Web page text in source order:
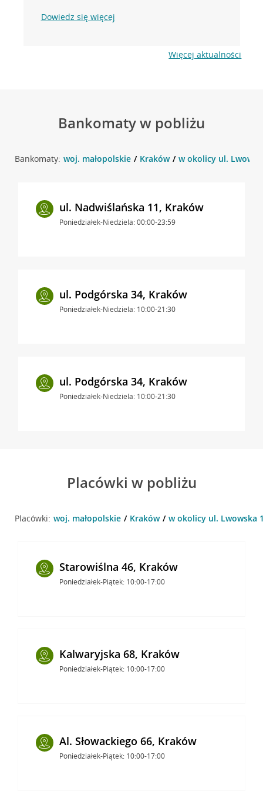
Dowiedz się więcej
Więcej aktualności
Bankomaty w pobliżu
Bankomaty: woj. małopolskie Kraków w okolicy ul.
ul. Nadwiślańska 11, Kraków
Poniedziałek-Niedziela: 00:00-23:59
ul. Podgórska 34, Kraków
Poniedziałek-Niedziela: 10:00-21:30
ul. Podgórska 34, Kraków
Poniedziałek-Niedziela: 10:00-21:30
Placówki w pobliżu
Placówki: woj. małopolskie Kraków w okolicy ul. Lwowska
Starowiślna 46, Kraków
Poniedziałek-Piątek: 10:00-17:00
Kalwaryjska 68, Kraków
Poniedziałek-Piątek: 10:00-17:00
Al. Słowackiego 66, Kraków
Poniedziałek-Piątek: 10:00-17:00